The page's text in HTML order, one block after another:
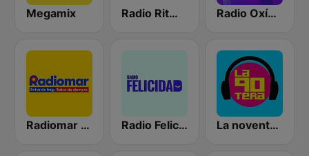
Megamix Radio Ritmo Romántica Radio Oxígeno
Radiomar 106.3 FM Radio Felicidad La noventera